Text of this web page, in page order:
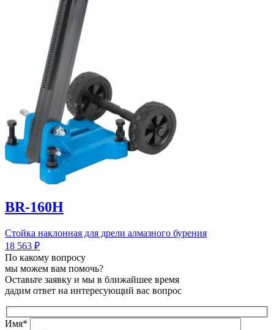
BR-160H
Стойка наклонная для дрели алмазного бурения
18 563 ₽
По какому вопросу
мы можем вам помочь?
Оставьте заявку и мы в ближайшее время
дадим ответ на интересующий вас вопрос
Имя*